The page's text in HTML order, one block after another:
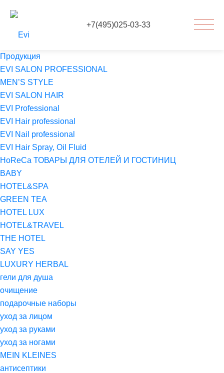
+7(495)025-03-33
Продукция
EVI SALON PROFESSIONAL
MEN’S STYLE
EVI SALON HAIR
EVI Professional
EVI Hair professional
EVI Nail professional
EVI Hair Spray, Oil Fluid
HoReCa ТОВАРЫ ДЛЯ ОТЕЛЕЙ И ГОСТИНИЦ
BABY
HOTEL&SPA
GREEN TEA
HOTEL LUX
HOTEL&TRAVEL
THE HOTEL
SAY YES
LUXURY HERBAL
гели для душа
очищение
подарочные наборы
уход за лицом
уход за руками
уход за ногами
MEIN KLEINES
антисептики